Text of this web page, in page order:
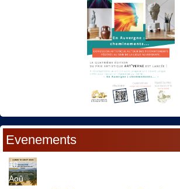
Evenements
10
Aoû